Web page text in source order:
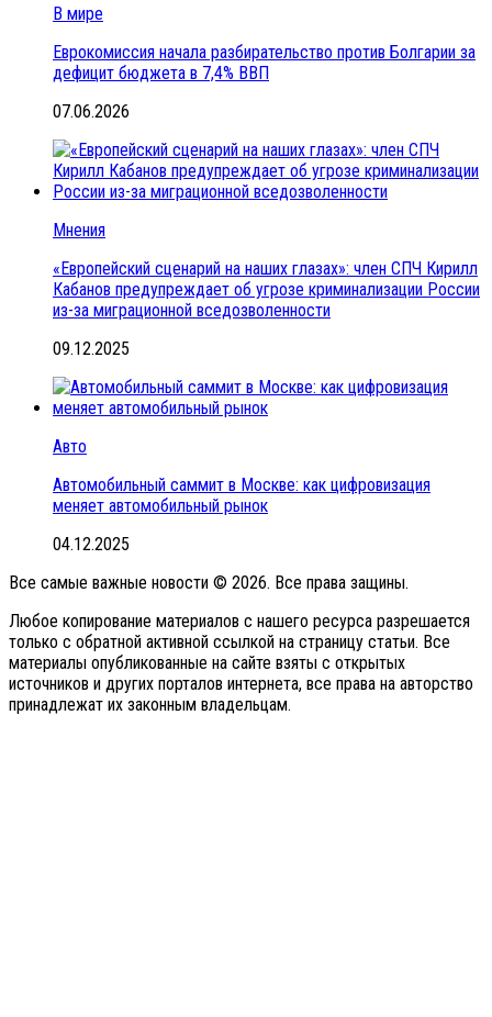
В мире
Еврокомиссия начала разбирательство против Болгарии за
дефицит бюджета в 7,4% ВВП
07.06.2026
Мнения
«Европейский сценарий на наших глазах»: член СПЧ Кирилл
Кабанов предупреждает об угрозе криминализации России
из-за миграционной вседозволенности
09.12.2025
Авто
Автомобильный саммит в Москве: как цифровизация
меняет автомобильный рынок
04.12.2025
Все самые важные новости © 2026. Все права защины.
Любое копирование материалов с нашего ресурса разрешается
только с обратной активной ссылкой на страницу статьи. Все
материалы опубликованные на сайте взяты с открытых
источников и других порталов интернета, все права на авторство
принадлежат их законным владельцам.